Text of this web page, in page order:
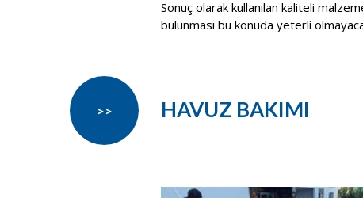
Sonuç olarak kullanılan kaliteli
bulunması bu konuda yeterli
HAVUZ BAKIMI
>>